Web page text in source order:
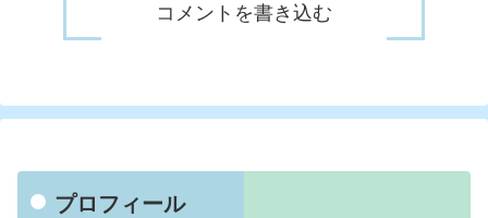
コメントを書き込む
プロフィール